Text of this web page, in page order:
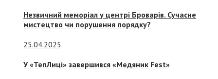
Незвичний меморіал у центрі Броварів. Сучасне
мистецтво чи порушення порядку?
25.04.2025
У «ТепЛиці» завершився «Медяник Fest»